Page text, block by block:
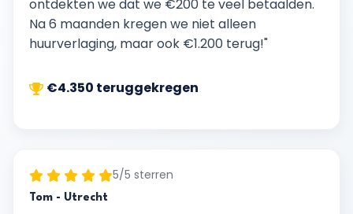
ontdekten we dat we €200 te veel betaalden.
Na 6 maanden kregen we niet alleen
huurverlaging, maar ook €1.200 terug!"
€4.350 teruggekregen
5/5 sterren
Tom - Utrecht